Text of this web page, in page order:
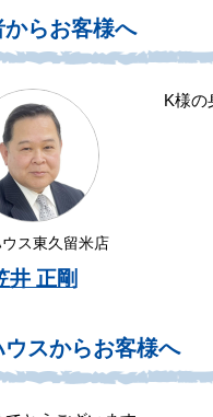
からお客様へ
ス東久留米店
井 正剛
K様の
ウスからお客様へ